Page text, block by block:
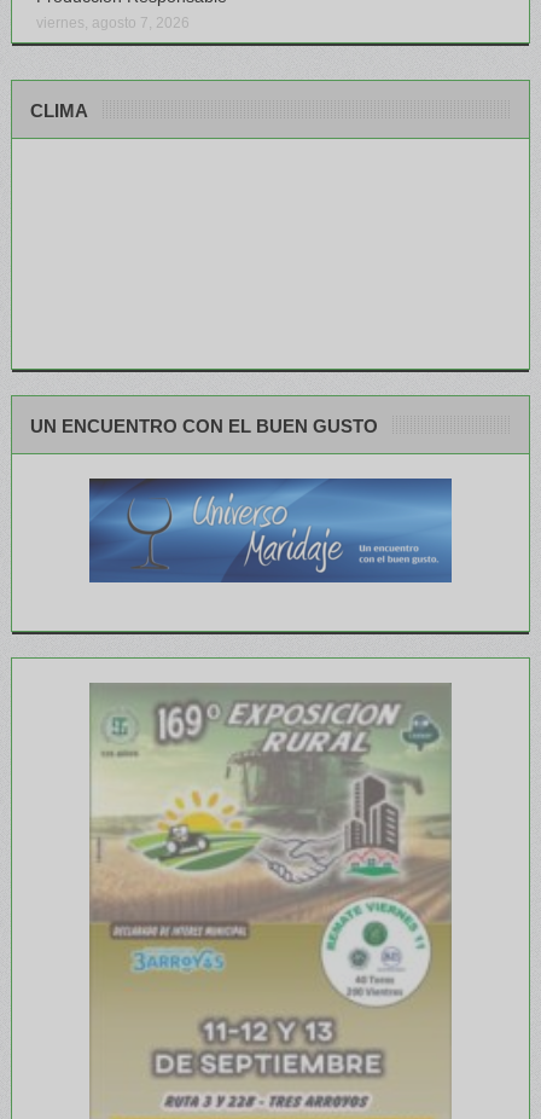
viernes, agosto 7, 2026
CLIMA
UN ENCUENTRO CON EL BUEN GUSTO